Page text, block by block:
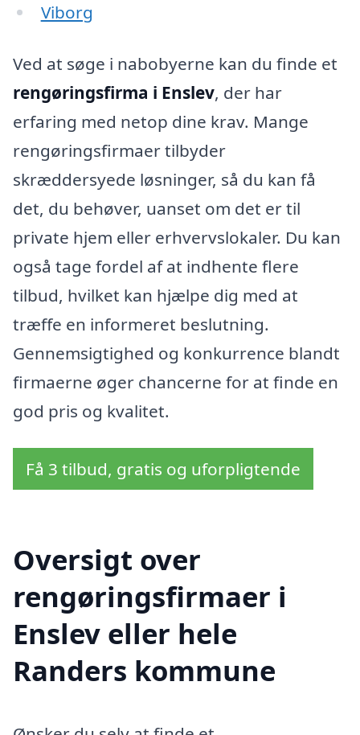
Viborg
Ved at søge i nabobyerne kan du finde et
rengøringsfirma i Enslev, der har
erfaring med netop dine krav. Mange
rengøringsfirmaer tilbyder
skræddersyede løsninger, så du kan få
det, du behøver, uanset om det er til
private hjem eller erhvervslokaler. Du kan
også tage fordel af at indhente flere
tilbud, hvilket kan hjælpe dig med at
træffe en informeret beslutning.
Gennemsigtighed og konkurrence blandt
firmaerne øger chancerne for at finde en
god pris og kvalitet.
Få 3 tilbud, gratis og uforpligtende
Oversigt over
rengøringsfirmaer i
Enslev eller hele
Randers kommune